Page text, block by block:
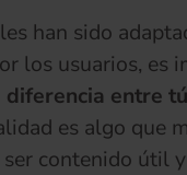
han sido
los usuarios, es
entre
es algo que
contenido útil